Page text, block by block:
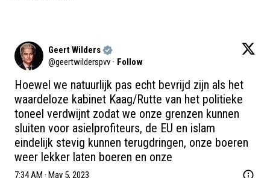
Geert Wilders
@geertwilderspvv · Follow
Hoewel we natuurlijk pas echt bevrijd zijn als het
waardeloze kabinet Kaag/Rutte van het politieke
toneel verdwijnt zodat we onze grenzen kunnen
sluiten voor asielprofiteurs, de EU en islam
eindelijk stevig kunnen terugdringen, onze boeren
weer lekker laten boeren en onze
7:34 AM · May 5, 2023